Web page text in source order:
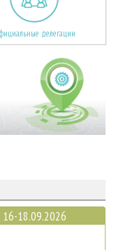
делегации
16-18.09.2026